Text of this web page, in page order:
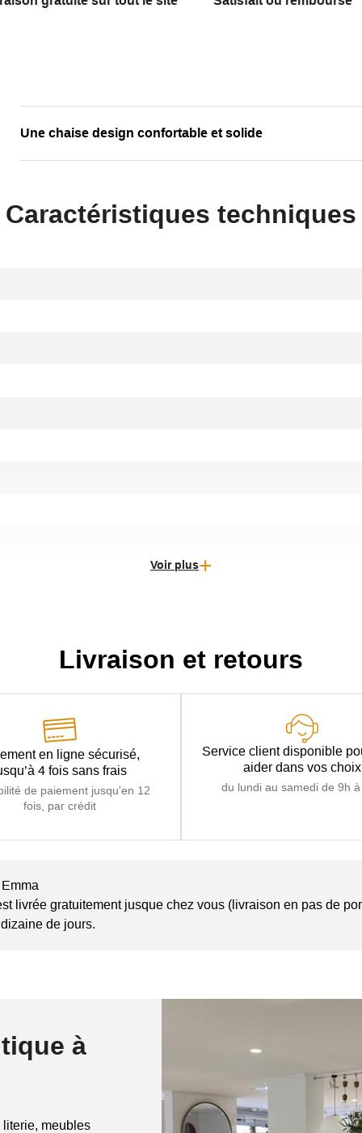
Une chaise design confortable et solide
Caractéristiques techniques
Voir plus
Livraison et retours
en ligne sécurisé,
4 fois sans frais
de paiement jusqu'en 12
fois, par crédit
Service client disponible
aider dans vos choix
du lundi au samedi de 9h
livrée gratuitement jusque chez vous (livraison en pas de
de jours.
à
meubles